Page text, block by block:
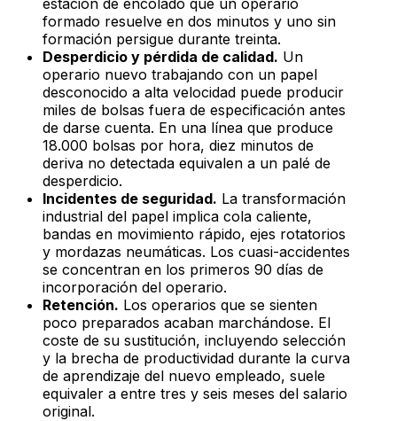
formado resuelve en dos minutos y uno sin
formación persigue durante treinta.
Desperdicio y pérdida de calidad. Un
operario nuevo trabajando con un papel
desconocido a alta velocidad puede producir
miles de bolsas fuera de especificación antes
de darse cuenta. En una línea que produce
18.000 bolsas por hora, diez minutos de
deriva no detectada equivalen a un palé de
desperdicio.
Incidentes de seguridad. La transformación
industrial del papel implica cola caliente,
bandas en movimiento rápido, ejes rotatorios
y mordazas neumáticas. Los cuasi-accidentes
se concentran en los primeros 90 días de
incorporación del operario.
Retención. Los operarios que se sienten
poco preparados acaban marchándose. El
coste de su sustitución, incluyendo selección
y la brecha de productividad durante la curva
de aprendizaje del nuevo empleado, suele
equivaler a entre tres y seis meses del salario
original.